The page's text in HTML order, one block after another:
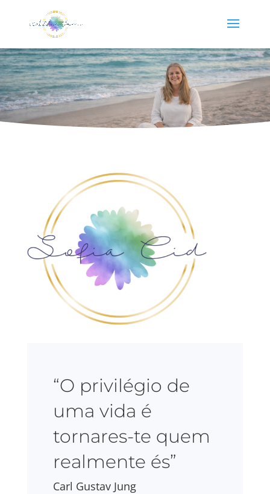
“O privilégio de
uma vida é
tornares-te quem
realmente és”
Carl Gustav Jung